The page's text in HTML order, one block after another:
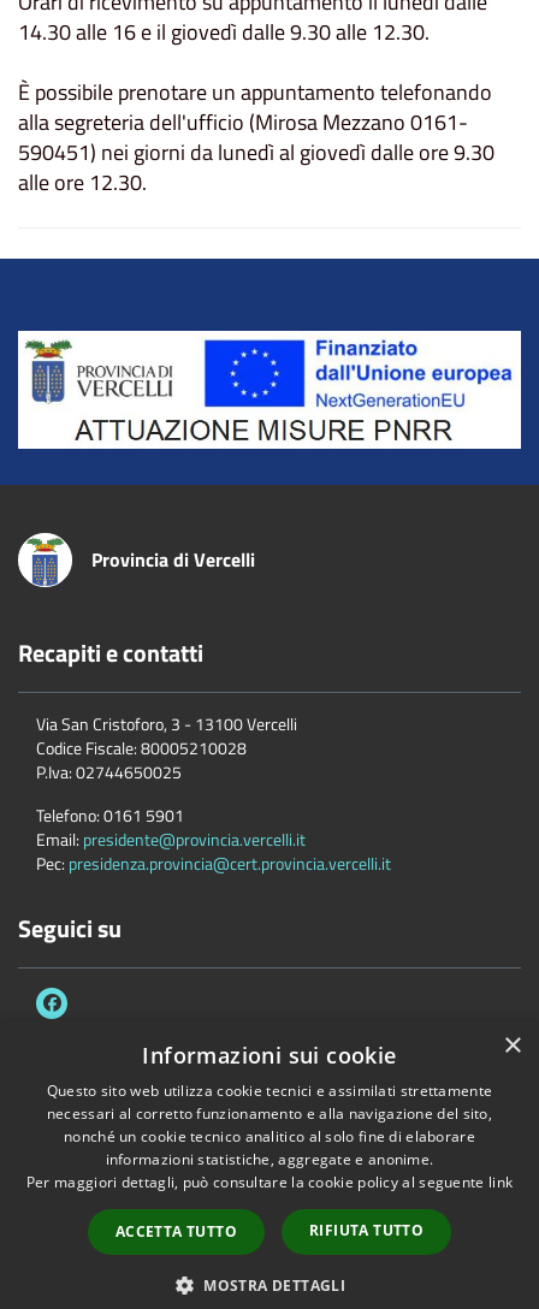
14.30 alle 16 e il giovedì dalle 9.30 alle 12.30.
È possibile prenotare un appuntamento telefonando
alla segreteria dell'ufficio (Mirosa Mezzano 0161-
590451) nei giorni da lunedì al giovedì dalle ore 9.30
alle ore 12.30.
Title
Provincia di Vercelli
Recapiti e contatti
Via San Cristoforo, 3 - 13100 Vercelli
Codice Fiscale:80005210028
P.Iva:02744650025
Telefono:0161 5901
Email: presidente@provincia.vercelli.it
Pec: presidenza.provincia@cert.provincia.vercelli.it
Seguici su
Accessibilità Privacy Cookie
Mappa del sito
Dichiarazione di accessibilità e meccanismo di feedback
Link Utili
Copyright © 2026 • Provincia di Vercelli • Powered byMunicipium•
Accesso redazione
×
Informazioni sui cookie
Questo sito web utilizza cookie tecnici e assimilati strettamente
necessari al corretto funzionamento e alla navigazione del sito,
nonché un cookie tecnico analitico al solo fine di elaborare
informazioni statistiche, aggregate e anonime.
Per maggiori dettagli, può consultare la cookie policy al seguente link
ACCETTA TUTTO RIFIUTA TUTTO
MOSTRA DETTAGLI